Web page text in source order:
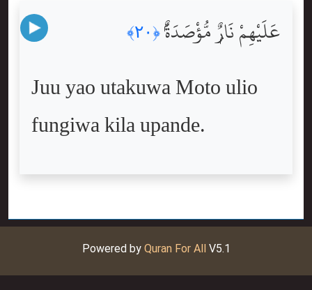
عَلَيْهِمْ نَارٌۭ مُّؤْصَدَةٌۢ ﴿٢٠﴾
Juu yao utakuwa Moto ulio
fungiwa kila upande.
Powered by Quran For AllV5.1